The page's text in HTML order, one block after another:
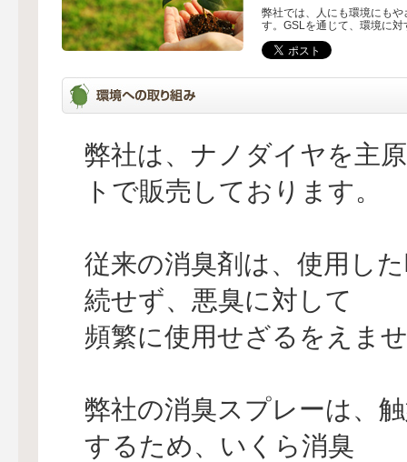
弊社では、人にも環境にも
す。GSLを通じて、環境に
弊社は、ナノダイヤを主
トで販売しております。
従来の消臭剤は、使用し
続せず、悪臭に対して
頻繁に使用せざるをえま
弊社の消臭スプレーは、
するため、いくら消臭